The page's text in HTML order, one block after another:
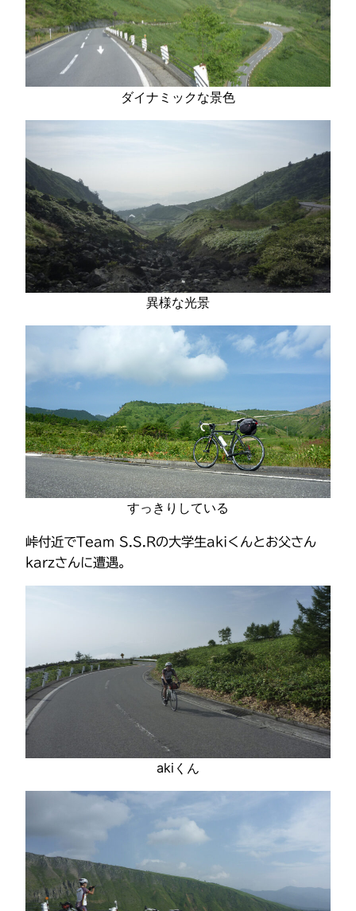
ダイナミックな景色
異様な光景
すっきりしている
峠付近でTeam S.S.Rの大学生akiくんとお父さん
karzさんに遭遇。
akiくん